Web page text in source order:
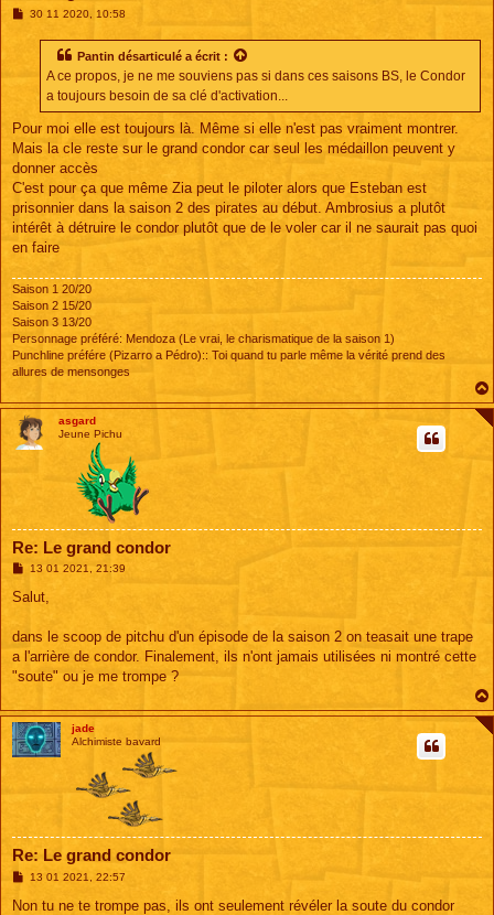
M30 11 2020, 10:58
Pantin désarticulé a écrit :
A ce propos, je ne me souviens pas si dans ces saisons BS, le Condor
a toujours besoin de sa clé d'activation...
Pour moi elle est toujours là. Même si elle n'est pas vraiment montrer.
Mais la cle reste sur le grand condor car seul les médaillon peuvent y
donner accès
C'est pour ça que même Zia peut le piloter alors que Esteban est
prisonnier dans la saison 2 des pirates au début. Ambrosius a plutôt
intérêt à détruire le condor plutôt que de le voler car il ne saurait pas quoi
en faire
Saison 1 20/20
Saison 2 15/20
Saison 3 13/20
Personnage préféré: Mendoza (Le vrai, le charismatique de la saison 1)
Punchline préfére (Pizarro a Pédro):: Toi quand tu parle même la vérité prend des
allures de mensonges
asgard
Jeune Pichu
Re: Le grand condor
M
s
g
13 01 2021, 21:39
Salut,
dans le scoop de pitchu d'un épisode de la saison 2 on teasait une trape
a l'arrière de condor. Finalement, ils n'ont jamais utilisées ni montré cette
"soute" ou je me trompe ?
jade
Alchimiste bavard
Re: Le grand condor
M
s
13 01 2021, 22:57
Non tu ne te trompe pas, ils ont seulement révéler la soute du condor